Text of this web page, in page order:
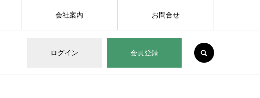
ログイン 会員登録
会社案内 お問合せ